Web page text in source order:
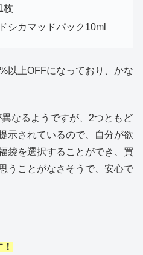
枚
シカマッドパック10ml
以上OFFになっており、かな
なるようですが、2つともど
示されているので、自分が欲
袋を選択することができ、買
うことがなさそうで、安心で